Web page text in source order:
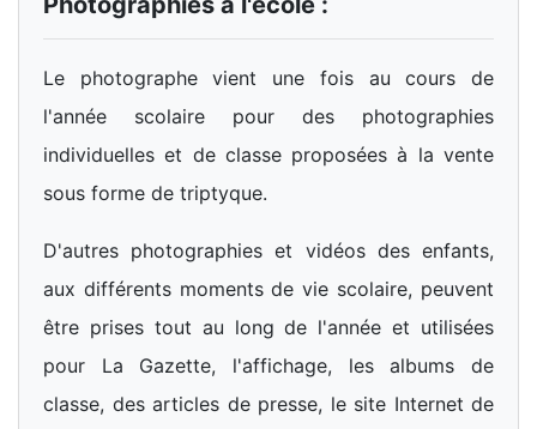
Le photographe vient une fois au cours de
l'année scolaire pour des photographies
individuelles et de classe proposées à la vente
sous forme de triptyque.
D'autres photographies et vidéos des enfants,
aux différents moments de vie scolaire, peuvent
être prises tout au long de l'année et utilisées
pour La Gazette, l'affichage, les albums de
classe, des articles de presse, le site Internet de